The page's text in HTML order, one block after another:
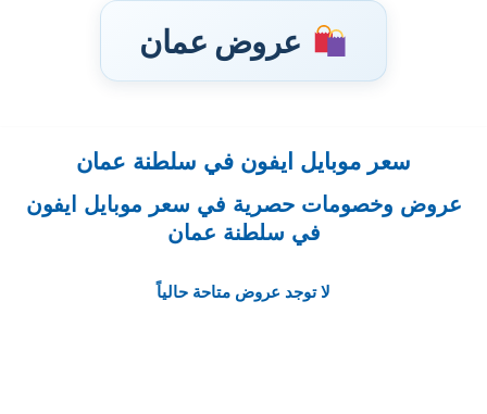
عروض عمان
إلى
سعر موبايل ايفون في سلطنة عمان
عروض وخصومات حصرية في سعر موبايل ايفون
في سلطنة عمان
لا توجد عروض متاحة حالياً